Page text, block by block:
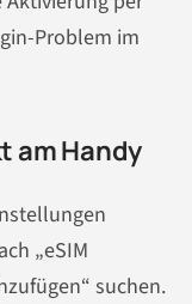
Problem im
am Handy
„eSIM
suchen.